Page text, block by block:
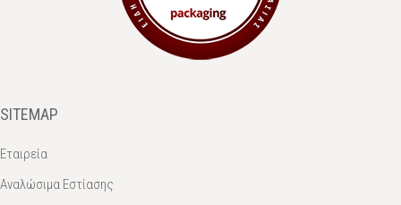
SITEMAP
Εταιρεία
Αναλώσιμα Εστίασης